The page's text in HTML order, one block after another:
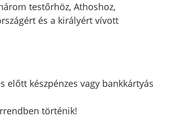
testőrhöz, Athoshoz,
és a királyért vívott
előtt készpénzes vagy bankkártyás
történik!